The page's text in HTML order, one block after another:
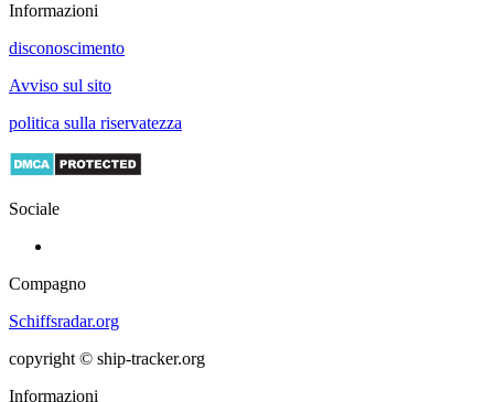
Informazioni
disconoscimento
Avviso sul sito
politica sulla riservatezza
Sociale
Compagno
Schiffsradar.org
copyright © ship-tracker.org
Informazioni